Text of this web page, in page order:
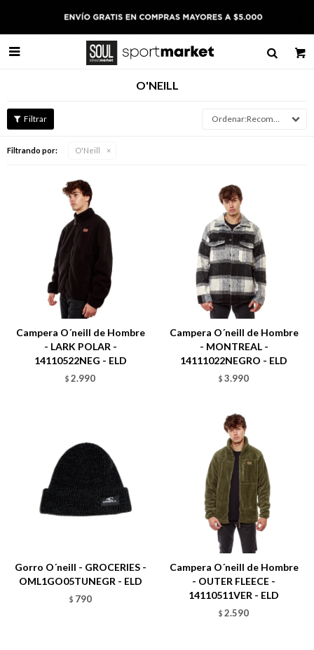

O'NEILL
Recomendados
Filtrando por: O'Neill
Campera O´neill de Hombre
- LARK POLAR -
14110522NEG - ELD
$ 2.990
Campera O´neill de Hombre
- MONTREAL -
14111022NEGRO - ELD
$ 3.990
Talle
Gorro O´neill - GROCERIES -
OML1GO05TUNEGR - ELD
$ 790
Campera O´neill de Hombre
- OUTER FLEECE -
14110511VER - ELD
$ 2.590